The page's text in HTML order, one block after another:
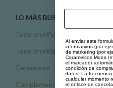
LO MÁS BUSCADO
Todo en niño
Todo en niña
Ceremonia
Complementos
Al enviar este
informativos (por
de marketing (por
Caramelitos Moda
el marcador
condición de
datos. La
cualquier momento
el enlace de